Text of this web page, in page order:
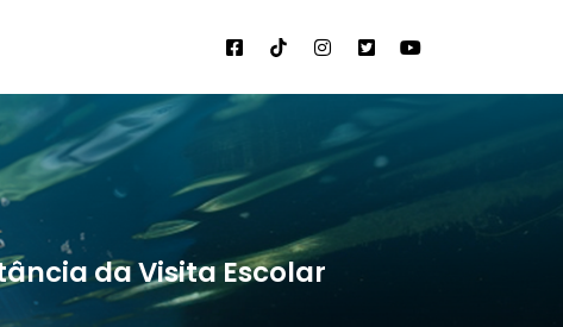
da Visita Escolar